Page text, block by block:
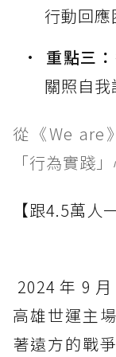
行動回應
重點三：
關照自我
從《We are
「行為實踐
【跟4.5萬人
2024 年 9 月
高雄世運主
著遠方的戰